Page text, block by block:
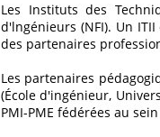
Les Instituts des
d'lngénieurs (NFI). Un
des partenaires
Les partenaires
(École d'ingénieur,
PMI-PME fédérées au